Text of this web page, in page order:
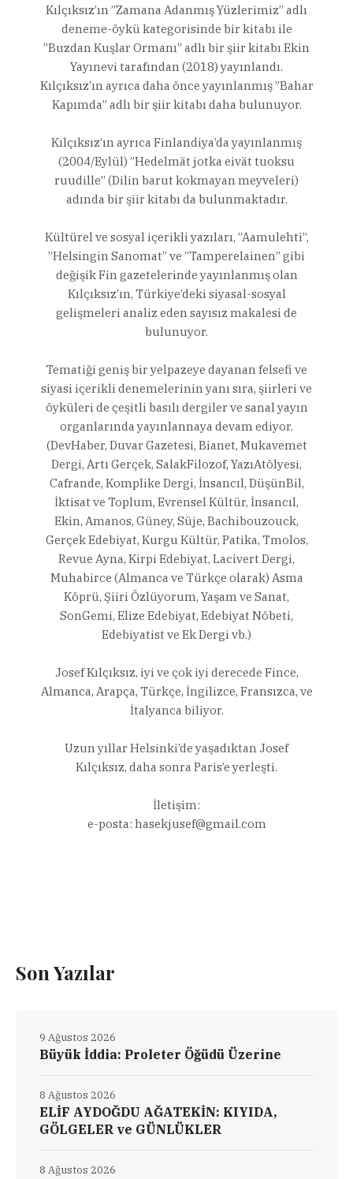
Kılçıksız’ın ”Zamana Adanmış Yüzlerimiz” adlı
deneme-öykü kategorisinde bir kitabı ile
”Buzdan Kuşlar Ormanı” adlı bir şiir kitabı Ekin
Yayınevi tarafından (2018) yayınlandı.
Kılçıksız’ın ayrıca daha önce yayınlanmış ”Bahar
Kapımda” adlı bir şiir kitabı daha bulunuyor.
Kılçıksız’ın ayrıca Finlandiya’da yayınlanmış
(2004/Eylül) ”Hedelmät jotka eivät tuoksu
ruudille” (Dilin barut kokmayan meyveleri)
adında bir şiir kitabı da bulunmaktadır.
Kültürel ve sosyal içerikli yazıları, ”Aamulehti”,
”Helsingin Sanomat” ve ”Tamperelainen” gibi
değişik Fin gazetelerinde yayınlanmış olan
Kılçıksız’ın, Türkiye’deki siyasal-sosyal
gelişmeleri analiz eden sayısız makalesi de
bulunuyor.
Tematiği geniş bir yelpazeye dayanan felsefi ve
siyasi içerikli denemelerinin yanı sıra, şiirleri ve
öyküleri de çeşitli basılı dergiler ve sanal yayın
organlarında yayınlannaya devam ediyor.
(DevHaber, Duvar Gazetesi, Bianet, Mukavemet
Dergi, Artı Gerçek, SalakFilozof, YazıAtölyesi,
Cafrande, Komplike Dergi, İnsancıl, DüşünBil,
İktisat ve Toplum, Evrensel Kültür, İnsancıl,
Ekin, Amanos, Güney, Süje, Bachibouzouck,
Gerçek Edebiyat, Kurgu Kültür, Patika, Tmolos,
Revue Ayna, Kirpi Edebiyat, Lacivert Dergi,
Muhabirce (Almanca ve Türkçe olarak) Asma
Köprü, Şiiri Özlüyorum, Yaşam ve Sanat,
SonGemi, Elize Edebiyat, Edebiyat Nöbeti,
Edebiyatist ve Ek Dergi vb.)
Josef Kılçıksız, iyi ve çok iyi derecede Fince,
Almanca, Arapça, Türkçe, İngilizce, Fransızca, ve
İtalyanca biliyor.
Uzun yıllar Helsinki’de yaşadıktan Josef
Kılçıksız, daha sonra Paris’e yerleşti.
İletişim:
e-posta: hasekjusef@gmail.com
Son Yazılar
Büyük İddia: Proleter Öğüdü Üzerine
9 Ağustos 2026
ELİF AYDOĞDU AĞATEKİN: KIYIDA,
GÖLGELER ve GÜNLÜKLER
8 Ağustos 2026
8 Ağustos 2026